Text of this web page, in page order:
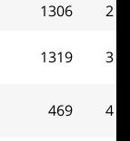
2
1306
3
1319
4
469